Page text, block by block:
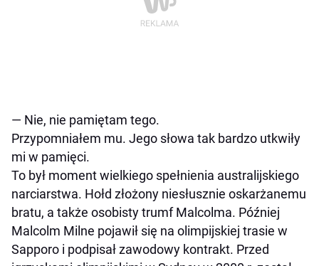
— Nie, nie pamiętam tego.
Przypomniałem mu. Jego słowa tak bardzo utkwiły
mi w pamięci.
To był moment wielkiego spełnienia australijskiego
narciarstwa. Hołd złożony niesłusznie oskarżanemu
bratu, a także osobisty trumf Malcolma. Później
Malcolm Milne pojawił się na olimpijskiej trasie w
Sapporo i podpisał zawodowy kontrakt. Przed